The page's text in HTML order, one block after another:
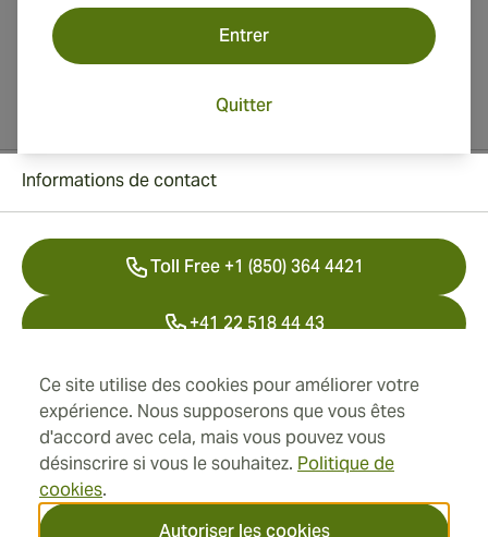
Ce site utilise des cookies pour améliorer votre
expérience. Nous supposerons que vous êtes
d'accord avec cela, mais vous pouvez vous
désinscrire si vous le souhaitez. Politique de
cookies.
Autoriser les cookies
Entrer
Quitter
Adresse
Informations
Informations de contact
Toll Free +1 (850) 364 4421
+41 22 518 44 43
info@swisscubancigars.com